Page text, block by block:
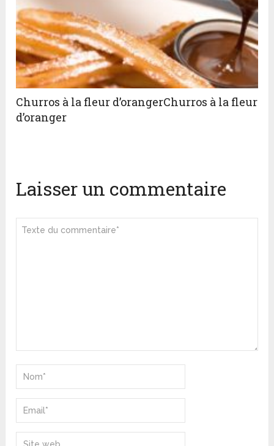
Churros à la fleur d’orangerChurros à la fleur
d’oranger
Laisser un commentaire